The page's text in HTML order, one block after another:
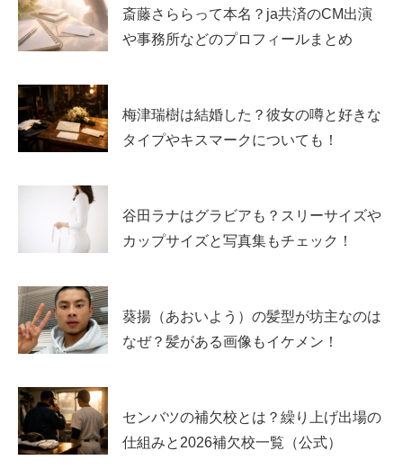
んの兄、久次米慧人（けいと）さんは、
最先端の再生医療技術を活用したドクターズコスメブラン
ド「KUJIME」の代表取締役
彼は、医療現場での経験をもとに、幹細胞培養液を用いた
指しています。
「KUJIME」は、香料やパラベンなど7つの添加物を排除
米秋人氏の影響を受け、地元文化との連携プロジェクトも
展開しています。
んでいます。
久次米一輝の実家は“超”がつくほど裕福？
斎藤さららって本名？ja共済のCM出演
や事務所などのプロフィールまとめ
梅津瑞樹は結婚した？彼女の噂と好きな
タイプやキスマークについても！
谷田ラナはグラビアも？スリーサイズや
カップサイズと写真集もチェック！
葵揚（あおいよう）の髪型が坊主なのは
なぜ？髪がある画像もイケメン！
センバツの補欠校とは？繰り上げ出場の
仕組みと2026補欠校一覧（公式）